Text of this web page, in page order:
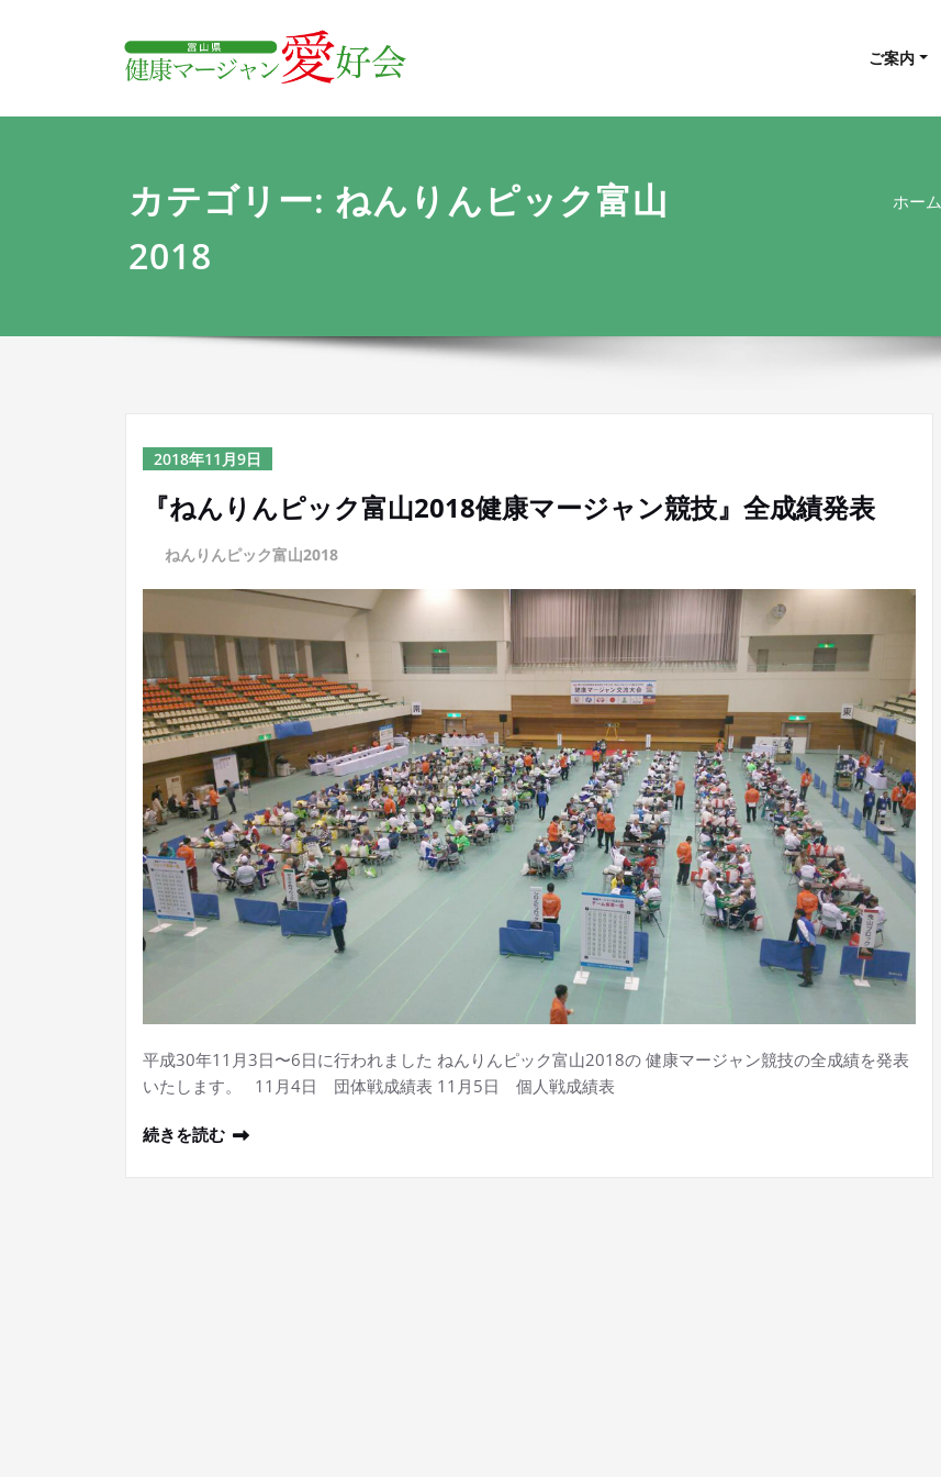
キ
富山県 健康マージャン愛好会
ご案内
カテゴリー: ねんりんピック富山
2018
ホーム
2018年11月9日
『ねんりんピック富山2018健康マージャン競技』全成績発表
ねんりんピック富山2018
平成30年11月3日〜6日に行われました ねんりんピック富山2018の 健康マージャン競技の全成績を発表
いたします。 11月4日 団体戦成績表 11月5日 個人戦成績表
続きを読む